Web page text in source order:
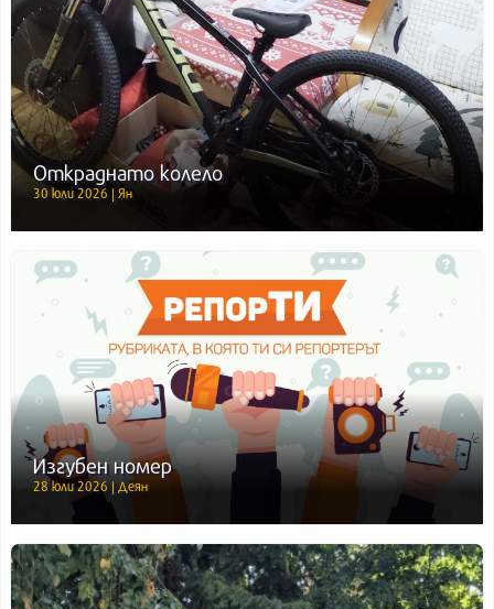
Откраднато колело
30 юли 2026 | Ян
Изгубен номер
28 юли 2026 | Деян